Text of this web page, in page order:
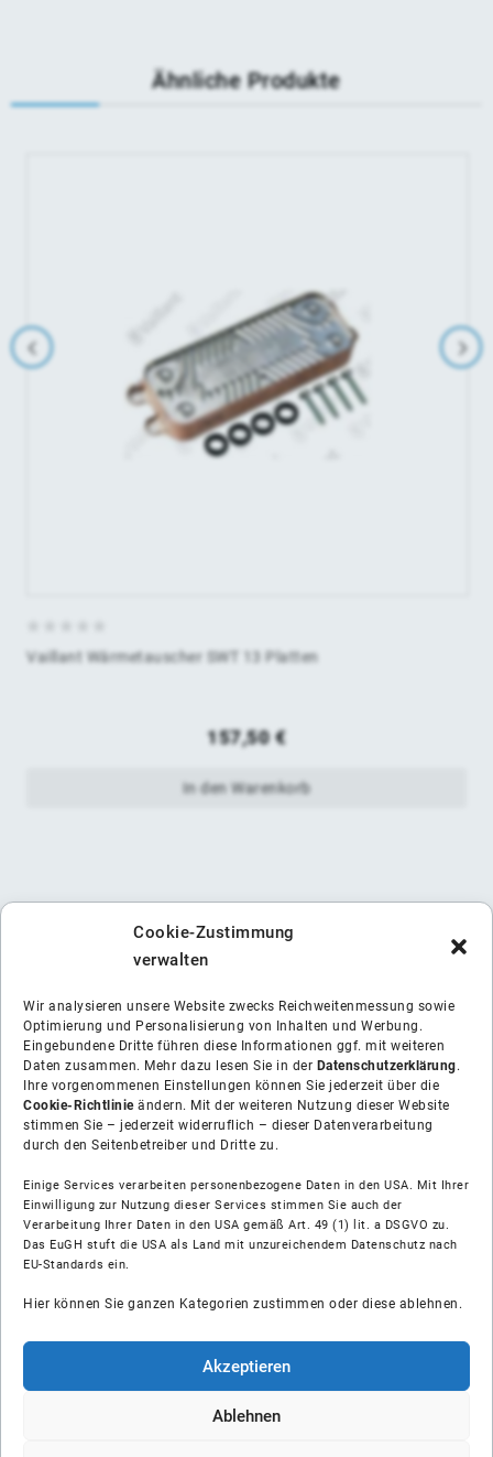
Cookie-Zustimmung
verwalten
Wir analysieren unsere Website zwecks Reichweitenmessung sowie
Optimierung und Personalisierung von Inhalten und Werbung.
Eingebundene Dritte führen diese Informationen ggf. mit weiteren
Daten zusammen. Mehr dazu lesen Sie in der Datenschutzerklärung.
Ihre vorgenommenen Einstellungen können Sie jederzeit über die
Cookie-Richtlinieändern. Mit der weiteren Nutzung dieser Website
stimmen Sie – jederzeit widerruflich – dieser Datenverarbeitung
durch den Seitenbetreiber und Dritte zu.
Einige Services verarbeiten personenbezogene Daten in den USA. Mit Ihrer
Einwilligung zur Nutzung dieser Services stimmen Sie auch der
Verarbeitung Ihrer Daten in den USA gemäß Art. 49 (1) lit. a DSGVO zu.
Das EuGH stuft die USA als Land mit unzureichendem Datenschutz nach
EU-Standards ein.
Hier können Sie ganzen Kategorien zustimmen oder diese ablehnen.
Akzeptieren
Ablehnen
Ähnliche Produkte
Vaillant Wärmetauscher SWT 13 Platten
157,50€
In den Warenkorb
Über uns
Soziale Medien